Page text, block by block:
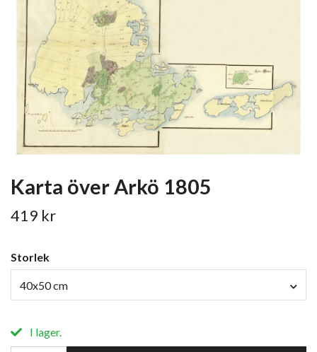
Karta över Arkö 1805
419 kr
Storlek
40x50 cm
I lager.